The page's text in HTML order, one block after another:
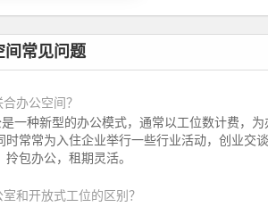
间常见问题
办公空间？
一种新型的办公模式，通常以工位数计费，
时常常为入住企业举行一些行业活动，创业交谈
包办公，租期灵活。
和开放式工位的区别？